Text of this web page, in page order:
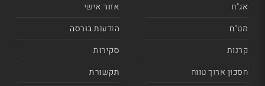
אג"ח
מט"ח
קרנות
חסכון ארוך טווח
אזור אישי
הודעות בורסה
סקירות
תקשורת